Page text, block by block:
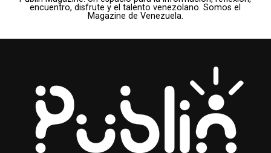
encuentro, disfrute y el talento venezolano. Somos el
Magazine de Venezuela.